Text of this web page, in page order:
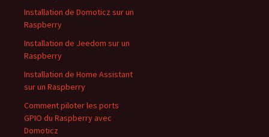
Installation de Domoticz sur un
Raspberry
Installation de Jeedom sur un
Raspberry
Installation de Home Assistant
sur un Raspberry
Comment piloter les ports
GPIO du Raspberry avec
Domoticz